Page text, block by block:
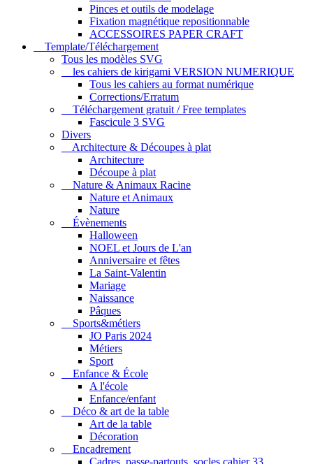
Pinces et outils de modelage
Fixation magnétique repositionnable
ACCESSOIRES PAPER CRAFT
Template/Téléchargement
Tous les modèles SVG
les cahiers de kirigami VERSION NUMERIQUE
Tous les cahiers au format numérique
Corrections/Erratum
Téléchargement gratuit / Free templates
Fascicule 3 SVG
Divers
Architecture & Découpes à plat
Architecture
Découpe à plat
Nature & Animaux Racine
Nature et Animaux
Nature
Évènements
Halloween
NOEL et Jours de L'an
Anniversaire et fêtes
La Saint-Valentin
Mariage
Naissance
Pâques
Sports&métiers
JO Paris 2024
Métiers
Sport
Enfance & École
A l'école
Enfance/enfant
Déco & art de la table
Art de la table
Décoration
Encadrement
Cadres, passe-partouts, socles cahier 33